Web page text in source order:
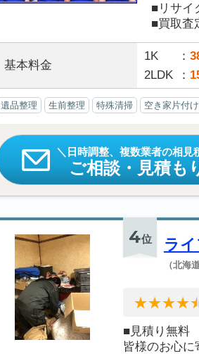
■リサイ
■買取査
基本料金
1K
2LDK
遺品整理 生前整理 特殊清掃 空き家片付け
日時調整、複数業者の相見
ご相談・見積も
4位 ラ
（北海
■見積り無料
皆様のお心